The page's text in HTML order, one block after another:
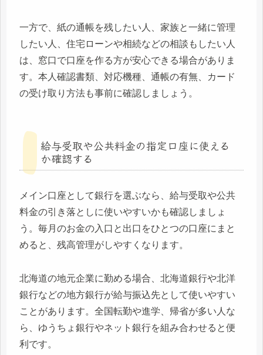
一方で、紙の通帳を残したい人、家族と一緒に管理
したい人、住宅ローンや相続などの相談もしたい人
は、窓口で口座を作る方が安心できる場合がありま
す。本人確認書類、対応機種、通帳の有無、カード
の受け取り方法も事前に確認しましょう。
給与受取や公共料金の指定口座に使える
か確認する
メイン口座として銀行を選ぶなら、給与受取や公共
料金の引き落としに使いやすいかも確認しましょ
う。毎月のお金の入口と出口をひとつの口座にまと
めると、残高管理がしやすくなります。
北海道の地元企業に勤める場合、北海道銀行や北洋
銀行などの地方銀行が給与振込先として使いやすい
ことがあります。全国転勤や進学、帰省が多い人な
ら、ゆうちょ銀行やネット銀行を組み合わせると便
利です。